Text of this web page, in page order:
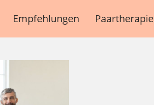
Empfehlungen Paartherapie